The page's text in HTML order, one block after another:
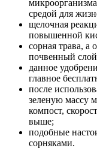
средой для
щелочная
повышенной
сорная трава, а
почвенный слой
данное
главное
после
зеленую массу
компост,
выше;
подобные
сорняками.